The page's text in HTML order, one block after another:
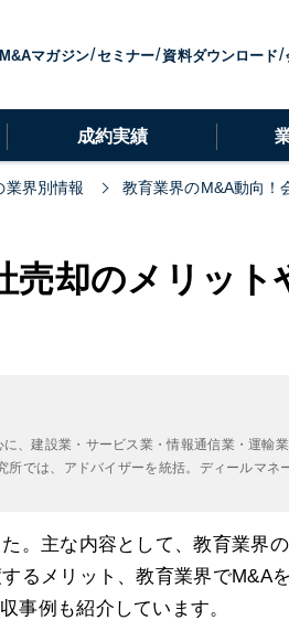
M&Aマガジン セミナー 資料ダウンロード
成約実績
業界別情報 教育業界のM&A動向！
売却のメリット
、建設業・サービス業・情報通信業・運輸
では、アドバイザーを統括。ディールマネ
。主な内容として、教育業界
るメリット、教育業界でM&A
事例も紹介しています。